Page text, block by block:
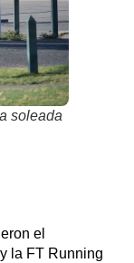
soleada
el
la FT Running